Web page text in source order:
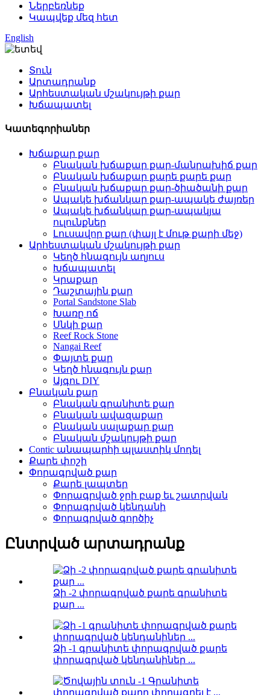
Ներբեռնեք
Կապվեք մեզ հետ
English
Տուն
Արտադրանք
Արհեստական ​​մշակույթի քար
Խճապատել
Կատեգորիաներ
Խճաքար քար
Բնական խճաքար քար-մանրախիճ քար
Բնական խճաքար քարե քարե քար
Բնական խճաքար քար-ծիածանի քար
Ապակե խճանկար քար-ապակե ժայռեր
Ապակե խճանկար քար-ապակյա
ուլունքներ
Լուսավոր քար (փայլ է մութ քարի մեջ)
Արհեստական ​​մշակույթի քար
Կեղծ հնագույն աղյուս
Խճապատել
Կրաքար
Դաշտային քար
Portal Sandstone Slab
Խառը ոճ
Սնկի քար
Reef Rock Stone
Nangai Reef
Փայտե քար
Կեղծ հնագույն քար
Այգու DIY
Բնական քար
Բնական գրանիտե քար
Բնական ավազաքար
Բնական սալաքար քար
Բնական մշակույթի քար
Contic անապարհի պլաստիկ մոդել
Քարե փոշի
Փորագրված քար
Քարե լապտեր
Փորագրված ջրի բաք եւ շատրվան
Փորագրված կենդանի
Փորագրված գործիչ
Ընտրված արտադրանք
Ձի -2 փորագրված քարե գրանիտե
քար ...
Ձի -1 գրանիտե փորագրված քարե
փորագրված կենդանիներ ...